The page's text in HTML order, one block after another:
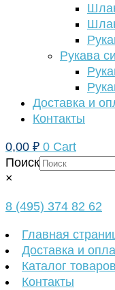
Рукава
Доставка и
Контакты
0,00 ₽ 0 Cart
Поиск
×
8 (495) 374 82 62
Главная
Доставка и
Каталог товаров
Контакты